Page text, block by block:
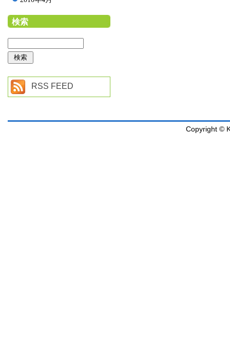
検索
RSS FEED
Copyright ©